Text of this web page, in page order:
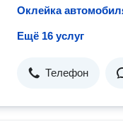
Ещё 16 услуг
Телефон